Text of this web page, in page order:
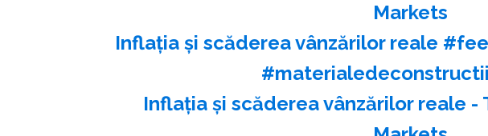
Markets
Inflația și scăderea vânzărilor reale
Inflația și scăderea vânzărilor reale -